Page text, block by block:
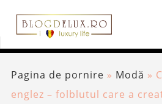
Pagina de pornire » Modă »
englez – folblutul care a